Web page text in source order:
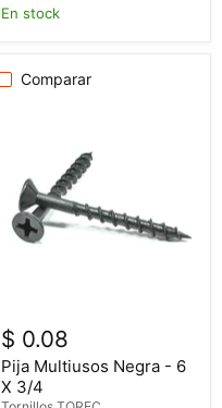
En stock
Comparar
$ 0.08
Pija Multiusos Negra - 6
X 3/4